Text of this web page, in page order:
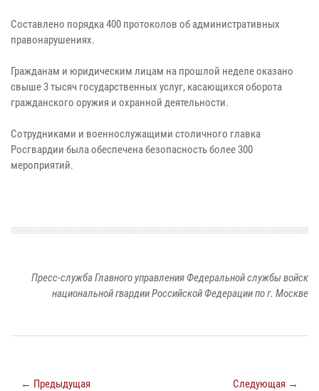
Составлено порядка 400 протоколов об административных
правонарушениях.
Гражданам и юридическим лицам на прошлой неделе оказано
свыше 3 тысяч государственных услуг, касающихся оборота
гражданского оружия и охранной деятельности.
Сотрудниками и военнослужащими столичного главка
Росгвардии была обеспечена безопасность более 300
мероприятий.
Пресс-служба Главного управления Федеральной службы войск
национальной гвардии Российской Федерации по г. Москве
← Предыдущая Следующая →